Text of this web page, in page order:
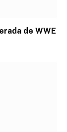
de WWE